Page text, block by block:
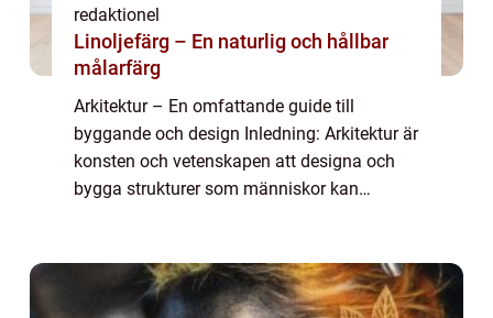
redaktionel
Linoljefärg – En naturlig och hållbar
målarfärg
Arkitektur – En omfattande guide till
byggande och design Inledning: Arkitektur är
konsten och vetenskapen att designa och
bygga strukturer som människor kan